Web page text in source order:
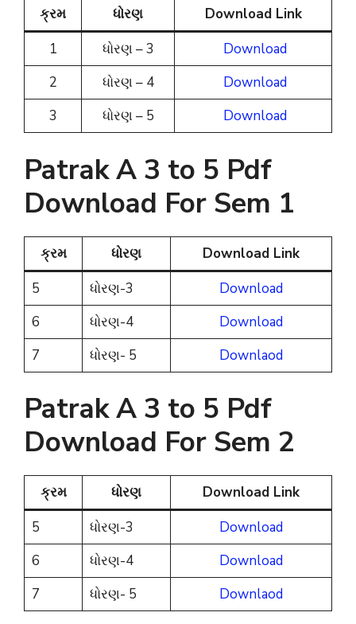
ક્રમ ધોરણ
Download Link
1
ધોરણ – 3
Download
2
ધોરણ – 4
Download
3
ધોરણ – 5 Download
Patrak A 3 to 5 Pdf
Download For Sem 1
ક્રમ ધોરણ
Download Link
5
ધોરણ-3
Download
6
ધોરણ-4
Download
7
ધોરણ- 5 Downlaod
Patrak A 3 to 5 Pdf
Download For Sem 2
ક્રમ ધોરણ
Download Link
5
ધોરણ-3
Download
6
ધોરણ-4
Download
7
ધોરણ- 5 Downlaod